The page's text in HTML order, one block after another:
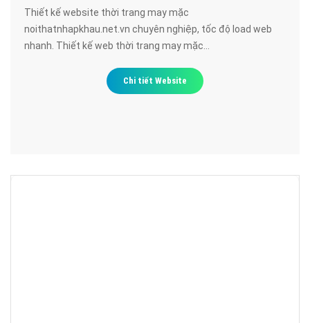
Thiết kế website thời trang may mặc
noithatnhapkhau.net.vn chuyên nghiệp, tốc độ load web
nhanh. Thiết kế web thời trang may mặc
cao, uy tín, chất lượng. Chi tiết Website